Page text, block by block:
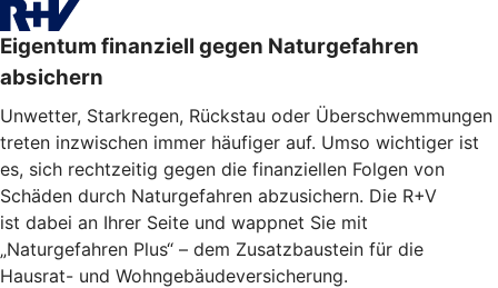
Eigentum finanziell gegen Naturgefahren
absichern
Unwetter, Starkregen, Rückstau oder Überschwemmungen
treten inzwischen immer häufiger auf. Umso wichtiger ist
es, sich rechtzeitig gegen die finanziellen Folgen von
Schäden durch Naturgefahren abzusichern. Die R+V
ist dabei an Ihrer Seite und wappnet Sie mit
„Naturgefahren Plus“ – dem Zusatzbaustein für die
Hausrat- und Wohngebäudeversicherung.